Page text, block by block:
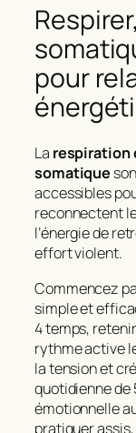
pour
La respiration
somatique
accessibles
reconnectent
l’énergie de
effort violent.
Commencez
simple et
4 temps,
rythme active
la tension et
quotidienne de
émotionnelle
pratiquer